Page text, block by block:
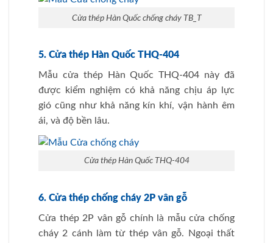
Cửa thép Hàn Quốc chống cháy TB_T
5. Cửa thép Hàn Quốc THQ-404
Mẫu cửa thép Hàn Quốc THQ-404 này đã
được kiểm nghiệm có khả năng chịu áp lực
gió cũng như khả năng kín khí, vận hành êm
ái, và độ bền lâu.
Cửa thép Hàn Quốc THQ-404
6. Cửa thép chống cháy 2P vân gỗ
Cửa thép 2P vân gỗ chính là mẫu cửa chống
cháy 2 cánh làm từ thép vân gỗ. Ngoại thất